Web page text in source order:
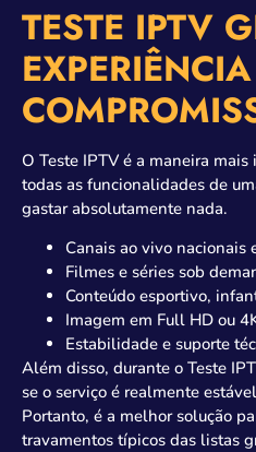
TESTE IPTV
O Teste IPTV é a maneira
todas as funcionalidades de
gastar absolutamente nada.
Canais ao vivo nacionais
Filmes e séries sob
Conteúdo esportivo,
Imagem em Full HD ou
Estabilidade e suporte
Além disso, durante o Teste
se o serviço é realmente
Portanto, é a melhor solução
travamentos típicos das listas